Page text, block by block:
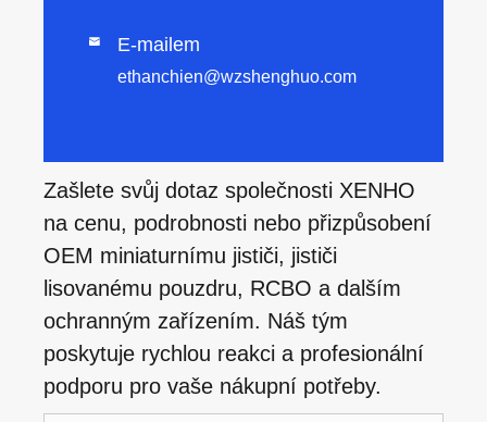
 E-mailem
ethanchien@wzshenghuo.com
Zašlete svůj dotaz společnosti XENHO
na cenu, podrobnosti nebo přizpůsobení
OEM miniaturnímu jističi, jističi
lisovanému pouzdru, RCBO a dalším
ochranným zařízením. Náš tým
poskytuje rychlou reakci a profesionální
podporu pro vaše nákupní potřeby.